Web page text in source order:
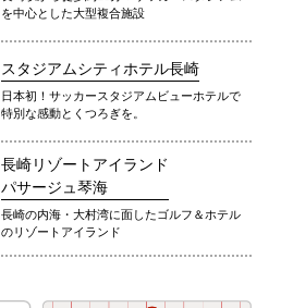
を中心とした大型複合施設
スタジアムシティホテル長崎
日本初！サッカースタジアムビューホテルで
特別な感動とくつろぎを。
長崎リゾートアイランド
パサージュ琴海
長崎の内海・大村湾に面したゴルフ＆ホテル
のリゾートアイランド